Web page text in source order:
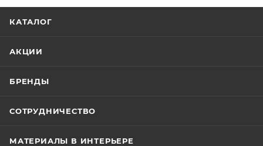
КАТАЛОГ
АКЦИИ
БРЕНДЫ
СОТРУДНИЧЕСТВО
МАТЕРИАЛЫ В ИНТЕРЬЕРЕ